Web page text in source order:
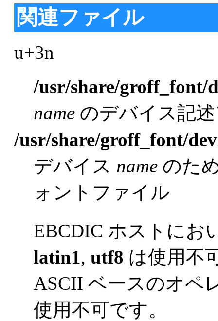
関連ファイル
u+3n
/usr/share/groff_font/
name のデバイス記
/usr/share/groff_font/dev
デバイス name のた
ォントファイル
EBCDIC ホストにお
latin1,utf8 は使用不
ASCII ベースのオペ
使用不可です。